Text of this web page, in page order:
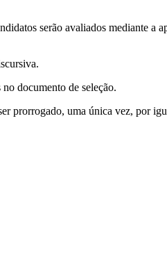
serão avaliados mediante a
documento de seleção.
prorrogado, uma única vez, por